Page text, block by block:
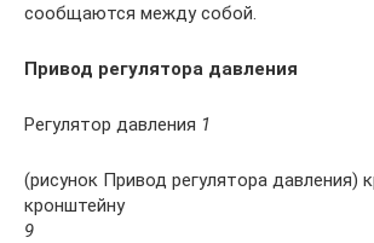
сообщаются между собой.
Привод регулятора давления
Регулятор давления 1
(рисунок Привод регулятора давления)
кронштейну
9